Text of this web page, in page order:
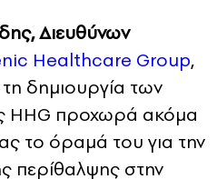
Διευθύνων
Healthcare Group,
δημιουργία των
HHG προχωρά ακόμα
το όραμά του για την
περίθαλψης στην